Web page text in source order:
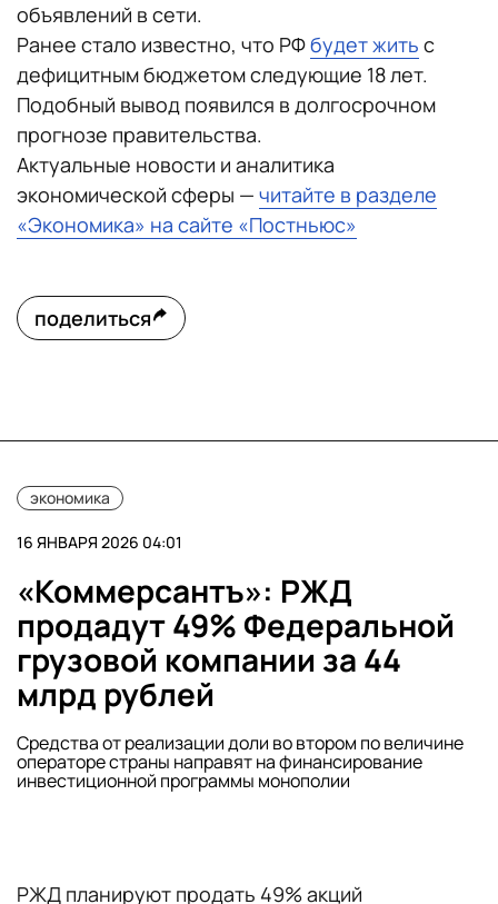
объявлений в сети.
Ранее стало известно, что РФбудет жить с
дефицитным бюджетом следующие 18 лет.
Подобный вывод появился в долгосрочном
прогнозе правительства.
Актуальные новости и аналитика
экономической сферы — читайте в разделе
«Экономика» на сайте «Постньюс»
поделиться
экономика
16 ЯНВАРЯ 2026 04:01
«Коммерсантъ»: РЖД
продадут 49% Федеральной
грузовой компании за 44
млрд рублей
Средства от реализации доли во втором по величине
операторе страны направят на финансирование
инвестиционной программы монополии
РЖД планируют продать 49% акций